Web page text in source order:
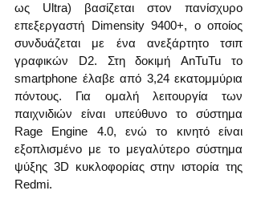
ως Ultra) βασίζεται στον πανίσχυρο
επεξεργαστή Dimensity 9400+, ο οποίος
συνδυάζεται με ένα ανεξάρτητο τσιπ
γραφικών D2. Στη δοκιμή AnTuTu το
smartphone έλαβε από 3,24 εκατομμύρια
πόντους. Για ομαλή λειτουργία των
παιχνιδιών είναι υπεύθυνο το σύστημα
Rage Engine 4.0, ενώ το κινητό είναι
εξοπλισμένο με το μεγαλύτερο σύστημα
ψύξης 3D κυκλοφορίας στην ιστορία της
Redmi.